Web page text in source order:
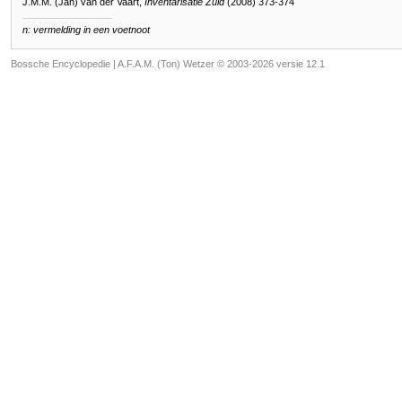
n: vermelding in een voetnoot
Bossche Encyclopedie | A.F.A.M. (Ton) Wetzer © 2003-2026 versie 12.1